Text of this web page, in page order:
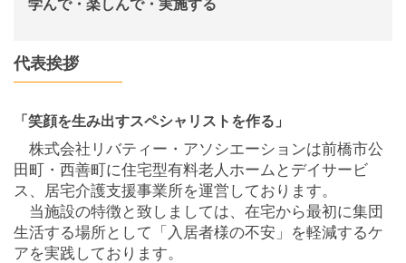
学んで・楽しんで・実施する
代表挨拶
「笑顔を生み出すスペシャリストを作る」
株式会社リバティー・アソシエーションは前橋市公
田町・西善町に住宅型有料老人ホームとデイサービ
ス、居宅介護支援事業所を運営しております。
当施設の特徴と致しましては、在宅から最初に集団
生活する場所として「入居者様の不安」を軽減するケ
アを実践しております。